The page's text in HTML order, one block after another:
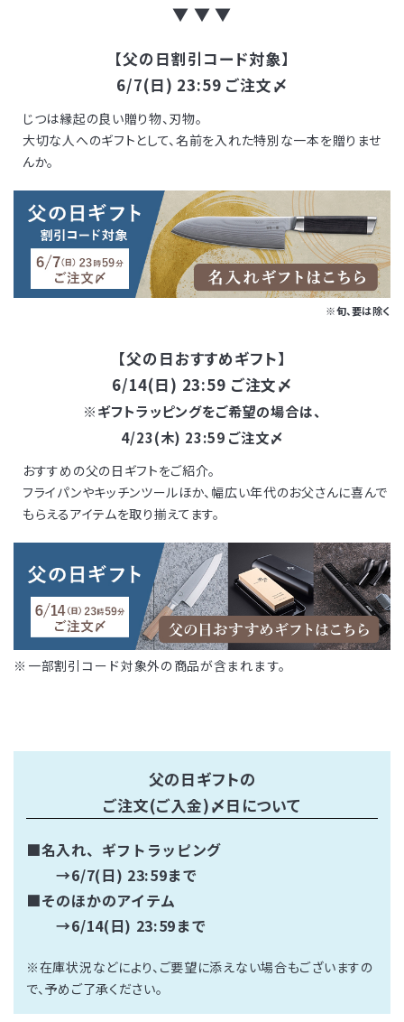
▼ ▼ ▼
【父の日割引コード対象】
6/7(日) 23:59 ご注文〆
じつは縁起の良い贈り物、刃物。
大切な人へのギフトとして、名前を入れた特別な一本を贈りませ
んか。
※旬、要は除く
【父の日おすすめギフト】
6/14(日) 23:59 ご注文〆
※ギフトラッピングをご希望の場合は、
4/23(木) 23:59 ご注文〆
おすすめの父の日ギフトをご紹介。
フライパンやキッチンツールほか、幅広い年代のお父さんに喜んで
もらえるアイテムを取り揃えてます。
一部割引コード対象外の商品が含まれます。
父の日ギフトの
ご注文(ご入金)〆日について
■名入れ、ギフトラッピング
→6/7(日) 23:59まで
■そのほかのアイテム
→6/14(日) 23:59まで
※在庫状況などにより、ご要望に添えない場合もございますの
で、予めご了承ください。